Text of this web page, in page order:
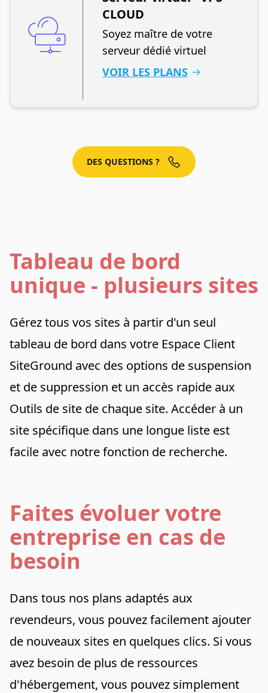
CLOUD
Soyez maître de votre
serveur dédié virtuel
VOIR LES PLANS
DES QUESTIONS ?
Tableau de bord
unique - plusieurs sites
Gérez tous vos sites à partir d'un seul
tableau de bord dans votre Espace Client
SiteGround avec des options de suspension
et de suppression et un accès rapide aux
Outils de site de chaque site. Accéder à un
site spécifique dans une longue liste est
facile avec notre fonction de recherche.
Faites évoluer votre
entreprise en cas de
besoin
Dans tous nos plans adaptés aux
revendeurs, vous pouvez facilement ajouter
de nouveaux sites en quelques clics. Si vous
avez besoin de plus de ressources
d'hébergement, vous pouvez simplement